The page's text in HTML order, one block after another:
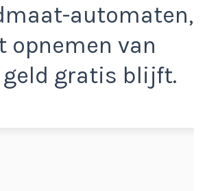
automaten,
opnemen van
gratis blijft.